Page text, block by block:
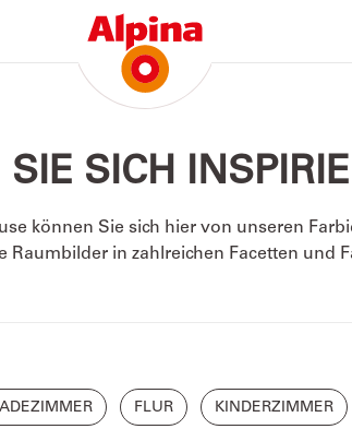
SIE SICH
können Sie sich hier von unseren
Raumbilder in zahlreichen Facetten und
FLUR KINDERZIMMER